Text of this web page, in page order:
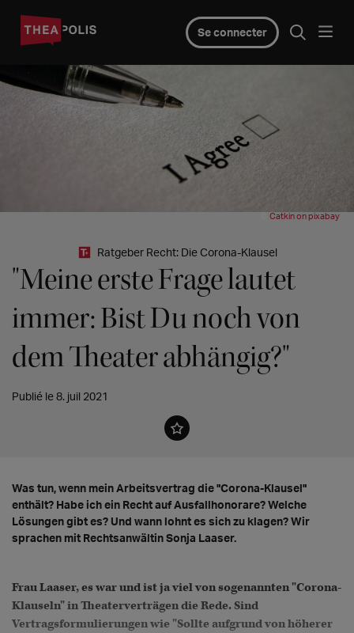
Se connecter
©Catkin on pixabay
Ratgeber Recht: Die Corona-Klausel
"Meine erste Frage lautet
immer: Bist Du noch von
dem Theater abhängig?"
Publié le 8. juil 2021
Was tun, wenn mein Arbeitsvertrag die "Corona-Klausel"
enthält? Habe ich ein Recht auf Ausfallhonorare? Welche
Lösungen gibt es? Und wann lohnt es sich zu klagen? Wir
sprachen mit Rechtsanwältin Sonja Laaser.
Frau Laaser, es war und ist ja viel von sogenannten "Corona-
Klauseln" in Theaterverträgen die Rede. Sind
Vertragsformulierungen wie "Sollte aufgrund von höherer